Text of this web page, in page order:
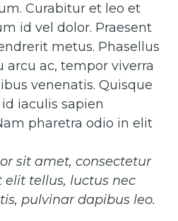
Curabitur et leo et
id vel dolor. Praesent
metus. Phasellus
arcu ac, tempor viverra
venenatis. Quisque
iaculis sapien
pharetra odio in elit
sit amet, consectetur
elit tellus, luctus nec
pulvinar dapibus leo.